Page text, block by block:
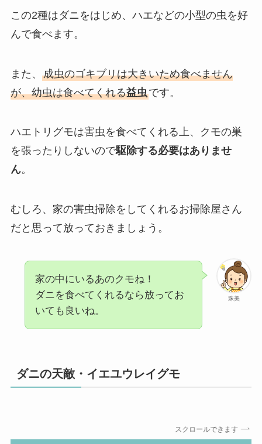
この2種はダニをはじめ、ハエなどの小型の虫を好
んで食べます。
また、 成虫のゴキブリは大きいため食べません
が、幼虫は食べてくれる益虫です。
ハエトリグモは害虫を食べてくれる上、クモの巣
を張ったりしないので駆除する必要はありませ
ん。
むしろ、家の害虫掃除をしてくれるお掃除屋さん
だと思って放っておきましょう。
珠美
家の中にいるあのクモね！
ダニを食べてくれるなら放ってお
いても良いね。
ダニの天敵・イエユウレイグモ
スクロールできます